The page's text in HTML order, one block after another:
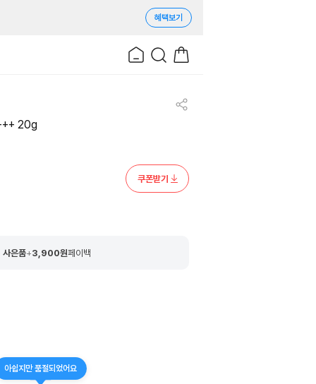
혜택보기
20g
쿠폰받기
사은품+3,900원페이백
아쉽지만 품절되었어요